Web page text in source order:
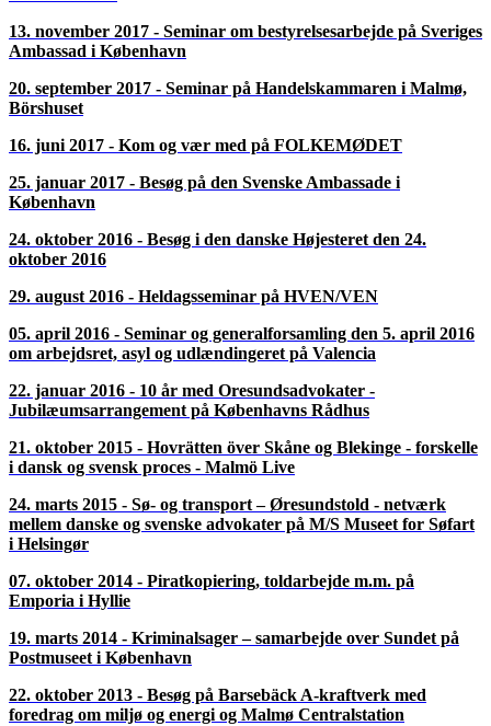
13. november 2017 - Seminar om bestyrelsesarbejde på Sveriges
Ambassad i København
20. september 2017 - Seminar på Handelskammaren i Malmø,
Börshuset
16. juni 2017 - Kom og vær med på FOLKEMØDET
25. januar 2017 - Besøg på den Svenske Ambassade i
København
24. oktober 2016 - Besøg i den danske Højesteret den 24.
oktober 2016
29. august 2016 - Heldagsseminar på HVEN/VEN
05. april 2016 - Seminar og generalforsamling den 5. april 2016
om arbejdsret, asyl og udlændingeret på Valencia
22. januar 2016 - 10 år med Oresundsadvokater -
Jubilæumsarrangement på Københavns Rådhus
21. oktober 2015 - Hovrätten över Skåne og Blekinge - forskelle
i dansk og svensk proces - Malmö Live
24. marts 2015 - Sø- og transport – Øresundstold - netværk
mellem danske og svenske advokater på M/S Museet for Søfart
i Helsingør
07. oktober 2014 - Piratkopiering, toldarbejde m.m. på
Emporia i Hyllie
19. marts 2014 - Kriminalsager – samarbejde over Sundet på
Postmuseet i København
22. oktober 2013 - Besøg på Barsebäck A-kraftverk med
foredrag om miljø og energi og Malmø Centralstation